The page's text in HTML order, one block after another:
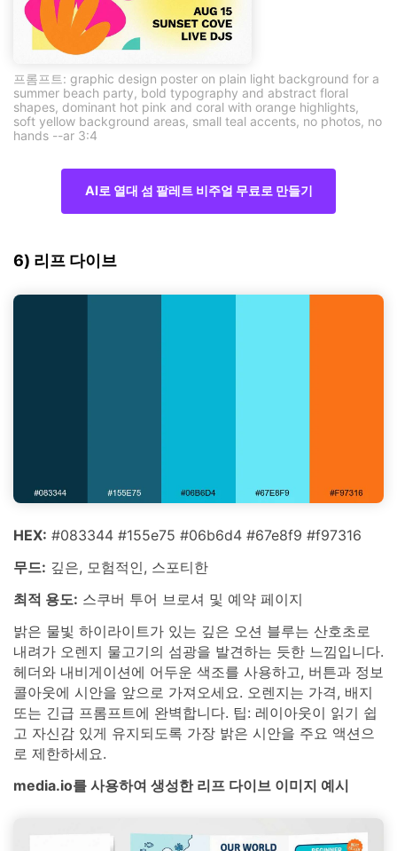
프롬프트: graphic design poster on plain light background for a
summer beach party, bold typography and abstract floral
shapes, dominant hot pink and coral with orange highlights,
soft yellow background areas, small teal accents, no photos, no
hands --ar 3:4
AI로 열대 섬 팔레트 비주얼 무료로 만들기
6) 리프 다이브
HEX: #083344 #155e75 #06b6d4 #67e8f9 #f97316
무드: 깊은, 모험적인, 스포티한
최적 용도: 스쿠버 투어 브로셔 및 예약 페이지
밝은 물빛 하이라이트가 있는 깊은 오션 블루는 산호초로
내려가 오렌지 물고기의 섬광을 발견하는 듯한 느낌입니다.
헤더와 내비게이션에 어두운 색조를 사용하고, 버튼과 정보
콜아웃에 시안을 앞으로 가져오세요. 오렌지는 가격, 배지
또는 긴급 프롬프트에 완벽합니다. 팁: 레이아웃이 읽기 쉽
고 자신감 있게 유지되도록 가장 밝은 시안을 주요 액션으
로 제한하세요.
media.io를 사용하여 생성한 리프 다이브 이미지 예시